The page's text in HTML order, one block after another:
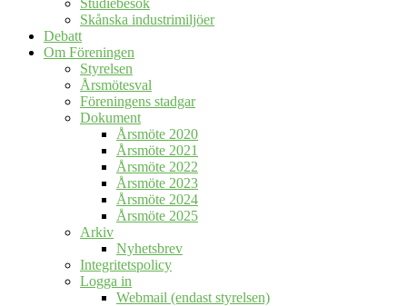
Studiebesök
Skånska industrimiljöer
Debatt
Om Föreningen
Styrelsen
Årsmötesval
Föreningens stadgar
Dokument
Årsmöte 2020
Årsmöte 2021
Årsmöte 2022
Årsmöte 2023
Årsmöte 2024
Årsmöte 2025
Arkiv
Nyhetsbrev
Integritetspolicy
Logga in
Webmail (endast styrelsen)